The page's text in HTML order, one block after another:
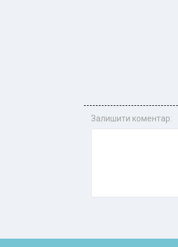
Залишити коментар: